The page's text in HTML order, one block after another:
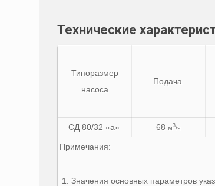
Технические
Типоразмер
насоса
Подача
СД 80/32 «а» 68м3/ч
Примечания:
Значения основных параметров